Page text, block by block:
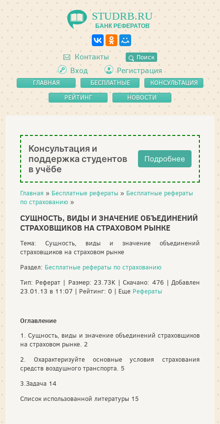
STUDRB.RU
БАНК РЕФЕРАТОВ
Контакты Поиск
Вход Регистрация
ГЛАВНАЯ
БЕСПЛАТНЫЕ
РЕФЕРАТЫ
КОНСУЛЬТАЦИЯ
РЕЙТИНГ
НОВОСТИ
Консультация и
поддержка студентов
в учёбе
Подробнее
Главная » Бесплатные рефераты » Бесплатные рефераты
по страхованию »
СУЩНОСТЬ, ВИДЫ И ЗНАЧЕНИЕ ОБЪЕДИНЕНИЙ
СТРАХОВЩИКОВ НА СТРАХОВОМ РЫНКЕ
Тема: Сущность, виды и значение объединений
страховщиков на страховом рынке
Раздел: Бесплатные рефераты по страхованию
Тип: Реферат | Размер: 23.73K | Скачано: 476 | Добавлен
23.01.13 в 11:07 | Рейтинг: 0 | Еще Рефераты
Оглавление
1. Сущность, виды и значение объединений страховщиков
на страховом рынке. 2
2. Охарактеризуйте основные условия страхования
средств воздушного транспорта. 5
3.Задача 14
Список использованной литературы 15